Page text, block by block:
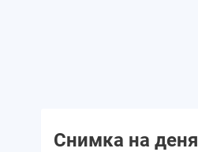
Снимка на деня